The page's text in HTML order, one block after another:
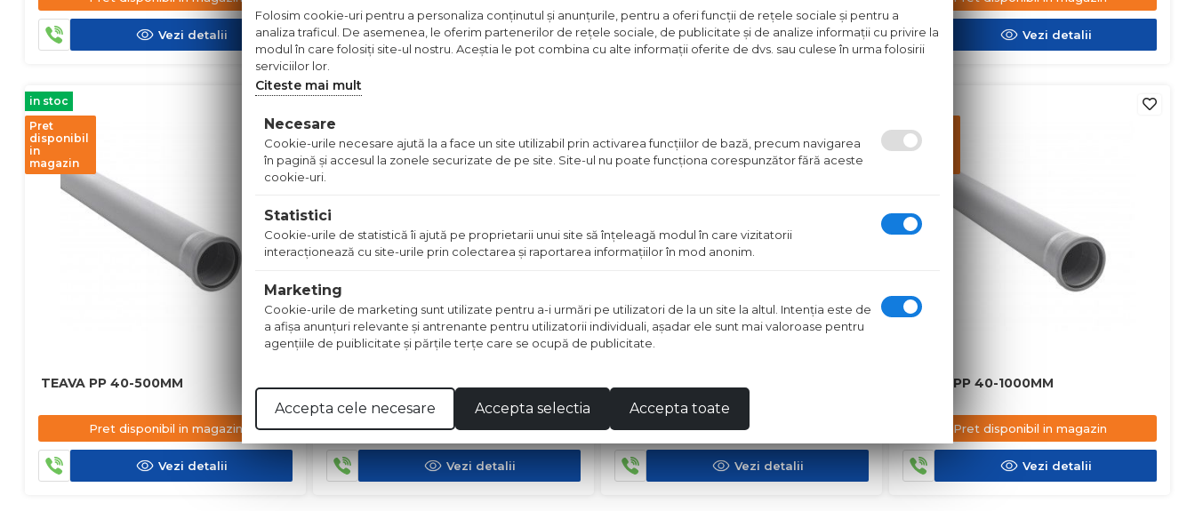
Vezi detalii Vezi detalii Vezi detalii Vezi detalii
in stoc
Pret
disponibil
in
magazin
TEAVA PP 40-500MM
Pret disponibil in magazin
Vezi detalii
Pret
disponibil
in
magazin
Pret disponibil in magazin
Vezi detalii
disponibil
in
magazin
Pret disponibil in magazin
Vezi detalii
disponibil
in
TEAVA PP 40-1000MM
Pret disponibil in magazin
Vezi detalii
Folosim cookie-uri pentru a personaliza conținutul și anunțurile, pentru a oferi funcții de rețele sociale și pentru a
analiza traficul. De asemenea, le oferim partenerilor de rețele sociale, de publicitate și de analize informații cu privire la
modul în care folosiți site-ul nostru. Aceștia le pot combina cu alte informații oferite de dvs. sau culese în urma folosirii
serviciilor lor.
Citeste mai mult
Necesare
Cookie-urile necesare ajută la a face un site utilizabil prin activarea funcţiilor de bază, precum navigarea
în pagină şi accesul la zonele securizate de pe site. Site-ul nu poate funcţiona corespunzător fără aceste
cookie-uri.
Statistici
Cookie-urile de statistică îi ajută pe proprietarii unui site să înţeleagă modul în care vizitatorii
interacţionează cu site-urile prin colectarea şi raportarea informaţiilor în mod anonim.
Marketing
Cookie-urile de marketing sunt utilizate pentru a-i urmări pe utilizatori de la un site la altul. Intenţia este de
a afişa anunţuri relevante şi antrenante pentru utilizatorii individuali, aşadar ele sunt mai valoroase pentru
agenţiile de puiblicitate şi părţile terţe care se ocupă de publicitate.
Accepta cele necesare Accepta selectia Accepta toate